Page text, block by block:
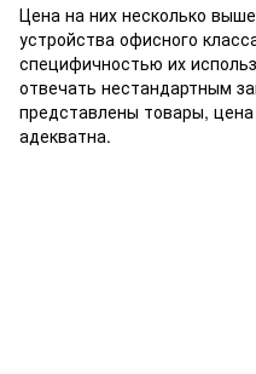
Цена на них несколько
устройства офисного
специфичностью их
отвечать нестандартным
представлены товары,
адекватна.